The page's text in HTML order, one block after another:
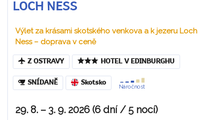
LOCH NESS
Výlet za krásami skotského venkova a k jezeru Loch
Ness – doprava v ceně
Z OSTRAVY HOTEL V EDINBURGHU
SNÍDANĚ Skotsko
Náročnost
29. 8. – 3. 9. 2026 (6 dní / 5 nocí)